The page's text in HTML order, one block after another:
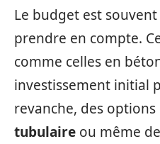
Le budget est
prendre en compte.
comme celles en
investissement initial
revanche, des options
tubulaire ou même